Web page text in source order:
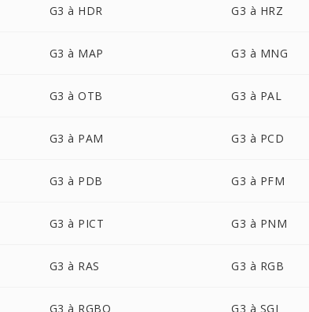
G3 à HDR G3 à HRZ
G3 à MAP G3 à MNG
G3 à OTB G3 à PAL
G3 à PAM G3 à PCD
G3 à PDB G3 à PFM
G3 à PICT G3 à PNM
G3 à RAS G3 à RGB
G3 à RGBO G3 à SGI